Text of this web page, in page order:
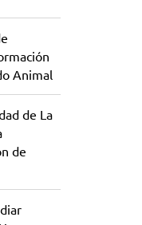
Animal
de La
de